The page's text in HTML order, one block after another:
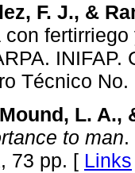
F. J., &
Técnico
L. A.,
to man.
73 pp. [ Links